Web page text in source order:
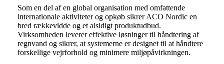
Som en del af en global organisation med omfattende
internationale aktiviteter og opkøb sikrer ACO Nordic en
bred rækkevidde og et alsidigt produktudbud.
Virksomheden leverer effektive løsninger til håndtering af
regnvand og sikrer, at systemerne er designet til at håndtere
forskellige vejrforhold og minimere miljøpåvirkningen.